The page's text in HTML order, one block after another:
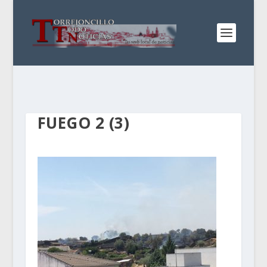
FUEGO 2 (3)